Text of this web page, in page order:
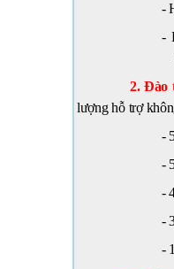
-
-
2. Đào
lượng hỗ trợ
-
-
-
-
-